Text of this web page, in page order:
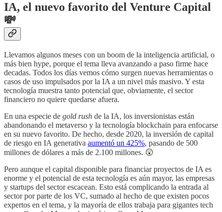
IA, el nuevo favorito del Venture Capital
💸
Llevamos algunos meses con un boom de la inteligencia artificial, o
más bien hype, porque el tema lleva avanzando a paso firme hace
decadas. Todos los días vemos cómo surgen nuevas herramientas o
casos de uso impulsados por la IA a un nivel más masivo. Y esta
tecnología muestra tanto potencial que, obviamente, el sector
financiero no quiere quedarse afuera.
En una especie de gold rush de la IA, los inversionistas están
abandonando el metaverso y la tecnología blockchain para enfocarse
en su nuevo favorito. De hecho, desde 2020, la inversión de capital
de riesgo en IA generativa aumentó un 425%, pasando de 500
millones de dólares a más de 2.100 millones. 😲
Pero aunque el capital disponible para financiar proyectos de IA es
enorme y el potencial de esta tecnología es aún mayor, las empresas
y startups del sector escacean. Esto está complicando la entrada al
sector por parte de los VC, sumado al hecho de que existen pocos
expertos en el tema, y la mayoría de ellos trabaja para gigantes tech